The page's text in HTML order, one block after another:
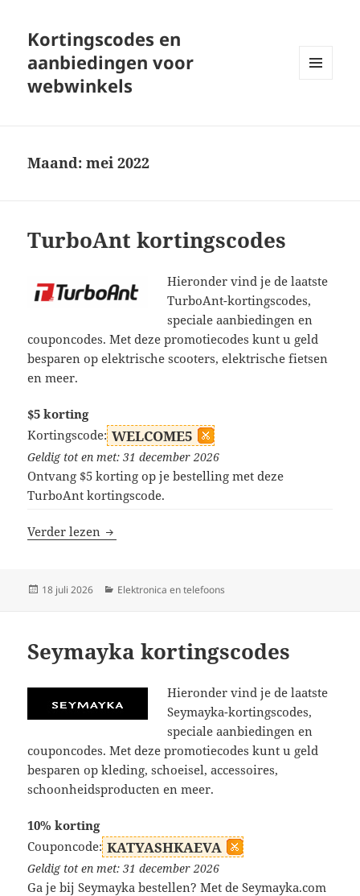
Kortingscodes en
aanbiedingen voor
webwinkels
Maand:mei 2022
TurboAnt kortingscodes
Hieronder vind je de laatste
TurboAnt-kortingscodes,
speciale aanbiedingen en
couponcodes. Met deze promotiecodes kunt u geld
besparen op elektrische scooters, elektrische fietsen
en meer.
$5 korting
Kortingscode: WELCOME5
Geldig tot en met: 31 december 2026
Ontvang $5 korting op je bestelling met deze
TurboAnt kortingscode.
Verder lezen TurboAnt kortingscodes
Geplaatst
18 juli 2026 Categorieën
Elektronica en telefoons
Seymayka kortingscodes
Hieronder vind je de laatste
Seymayka-kortingscodes,
speciale aanbiedingen en
couponcodes. Met deze promotiecodes kunt u geld
besparen op kleding, schoeisel, accessoires,
schoonheidsproducten en meer.
10% korting
Couponcode: KATYASHKAEVA
Geldig tot en met: 31 december 2026
Ga je bij Seymayka bestellen? Met de Seymayka.com